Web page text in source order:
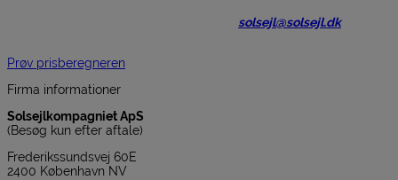
solsejl@solsejl.dk, som vi
Prøv prisberegneren
Firma informationer
Solsejlkompagniet ApS
(Besøg kun efter aftale)
Frederikssundsvej 60E
2400 København NV